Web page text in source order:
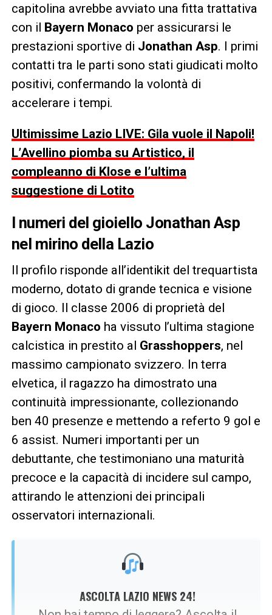
capitolina avrebbe avviato una fitta trattativa
con il Bayern Monaco per assicurarsi le
prestazioni sportive di Jonathan Asp. I primi
contatti tra le parti sono stati giudicati molto
positivi, confermando la volontà di
accelerare i tempi.
Ultimissime Lazio LIVE: Gila vuole il Napoli!
L’Avellino piomba su Artistico, il
compleanno di Klose e l’ultima
suggestione di Lotito
I numeri del gioiello Jonathan Asp
nel mirino della Lazio
Il profilo risponde all’identikit del trequartista
moderno, dotato di grande tecnica e visione
di gioco. Il classe 2006 di proprietà del
Bayern Monaco ha vissuto l’ultima stagione
calcistica in prestito al Grasshoppers, nel
massimo campionato svizzero. In terra
elvetica, il ragazzo ha dimostrato una
continuità impressionante, collezionando
ben 40 presenze e mettendo a referto 9 gol e
6 assist. Numeri importanti per un
debuttante, che testimoniano una maturità
precoce e la capacità di incidere sul campo,
attirando le attenzioni dei principali
osservatori internazionali.
ASCOLTA LAZIO NEWS 24!